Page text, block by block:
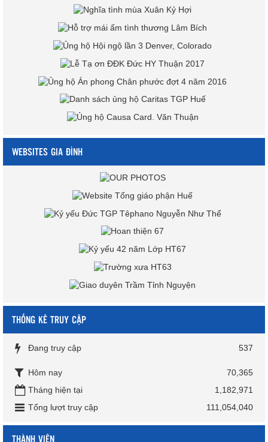
WEBSITES GIA ĐÌNH
THỐNG KÊ TRUY CẬP
Đang truy cập 537
Hôm nay
70,365
Tháng hiện tại
1,182,971
Tổng lượt truy cập
111,054,040
THÀNH VIÊN